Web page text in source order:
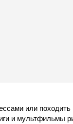
или
и мультфильмы